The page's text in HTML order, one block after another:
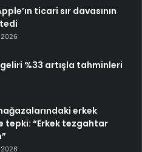
ticari sır davasının
%33 artışla tahminleri
erkek
tepki: “Erkek tezgahtar